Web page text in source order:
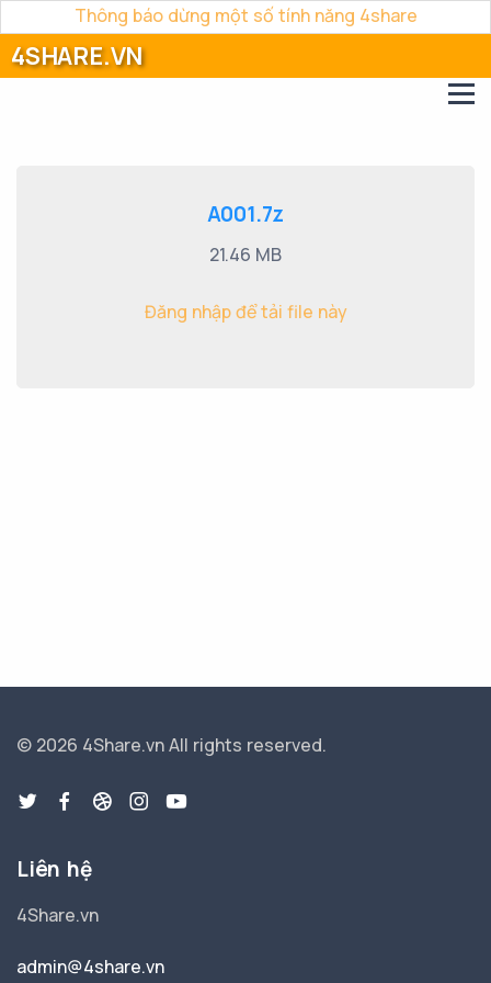
Thông báo dừng một số tính năng 4share
4SHARE.VN
A001.7z
21.46 MB
Đăng nhập để tải file này
© 2026 4Share.vnAll rights reserved.
Liên hệ
4Share.vn
admin@4share.vn